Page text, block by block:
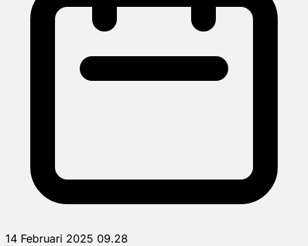
14 Februari 2025 09.28